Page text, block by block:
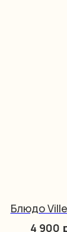
Блюдо
4 900